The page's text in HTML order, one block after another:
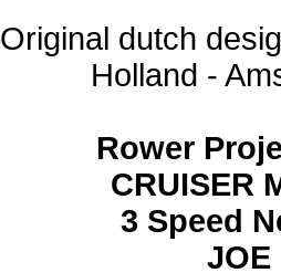
Original dutch
Holland -
Rower
CRUISER
3 Speed
JOE